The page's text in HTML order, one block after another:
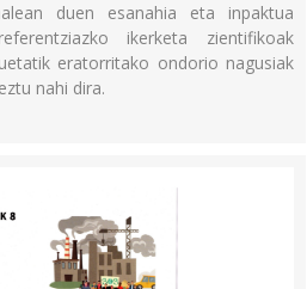
duen esanahia eta inpaktua
ikerketa zientifikoak
eratorritako ondorio nagusiak
nahi dira.